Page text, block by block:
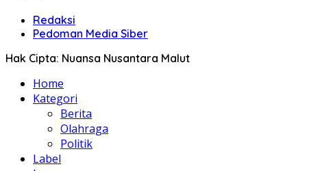
Redaksi
Pedoman Media Siber
Hak Cipta: Nuansa Nusantara Malut
Home
Kategori
Berita
Olahraga
Politik
Label